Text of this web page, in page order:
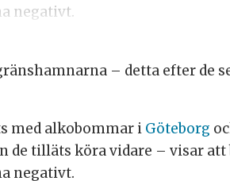
negativt.
– detta efter de
med alkobommar i Göteborg
de tilläts köra vidare – visar
negativt.